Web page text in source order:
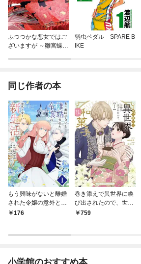
ふつつかな悪女ではご
ざいますが ～雛宮蝶鼠
弱虫ペダル SPARE B
IKE
同じ作者の本
もう興味がないと離婚
された令嬢の意外と楽
しい新生活【単話】
176
巻き添えで異世界に喚
び出されたので、世界
観無視して和菓子作り
759